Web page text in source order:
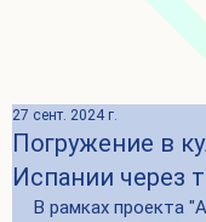
Погружение в
Испании через
27 сент. 2024 г.
В рамках проекта